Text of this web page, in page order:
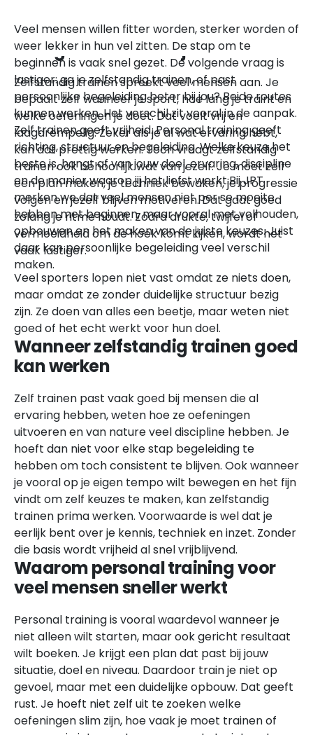
Veel mensen willen fitter worden, sterker worden of
weer lekker in hun vel zitten. De stap om te
beginnen is vaak snel gezet. De volgende vraag is
lastiger: ga je zelfstandig trainen, of past
persoonlijke begeleiding beter bij jou? Beide routes
kunnen werken. Het verschil zit vooral in de aanpak.
Zelf trainen geeft vrijheid. Personal training geeft
richting, structuur en begeleiding. Welke keuze het
beste is, hangt af van jouw doel, ervaring, discipline
en de manier waarop jij het liefst werkt.Bij JPT
merken we dat veel mensen niet per se moeite
hebben met beginnen, maar vooral met volhouden,
opbouwen en het maken van de juiste keuzes. Juist
daar kan persoonlijke begeleiding veel verschil
maken.
Zelf trainen geeft vrijheid, maar
vraagt ook veel van jezelf
Zelfstandig trainen spreekt veel mensen aan. Je
bepaalt zelf wanneer je sport, hoe lang je traint en
welke oefeningen je doet. Dat voelt vrij en
laagdrempelig. Zeker als je al wat ervaring hebt,
kan dat prettig werken. Toch vraagt zelfstandig
trainen ook behoorlijk wat van jezelf. Je moet zelf
een plan maken, je techniek bewaken, je progressie
volgen en jezelf blijven motiveren. Dat gaat goed
zolang je ritme houdt. Zodra drukte, twijfel of
vermoeidheid om de hoek komt kijken, wordt het
vaak lastiger.
Veel sporters lopen niet vast omdat ze niets doen,
maar omdat ze zonder duidelijke structuur bezig
zijn. Ze doen van alles een beetje, maar weten niet
goed of het echt werkt voor hun doel.
Wanneer zelfstandig trainen goed
kan werken
Zelf trainen past vaak goed bij mensen die al
ervaring hebben, weten hoe ze oefeningen
uitvoeren en van nature veel discipline hebben. Je
hoeft dan niet voor elke stap begeleiding te
hebben om toch consistent te blijven. Ook wanneer
je vooral op je eigen tempo wilt bewegen en het fijn
vindt om zelf keuzes te maken, kan zelfstandig
trainen prima werken. Voorwaarde is wel dat je
eerlijk bent over je kennis, techniek en inzet. Zonder
die basis wordt vrijheid al snel vrijblijvend.
Waarom personal training voor
veel mensen sneller werkt
Personal training is vooral waardevol wanneer je
niet alleen wilt starten, maar ook gericht resultaat
wilt boeken. Je krijgt een plan dat past bij jouw
situatie, doel en niveau. Daardoor train je niet op
gevoel, maar met een duidelijke opbouw. Dat geeft
rust. Je hoeft niet zelf uit te zoeken welke
oefeningen slim zijn, hoe vaak je moet trainen of